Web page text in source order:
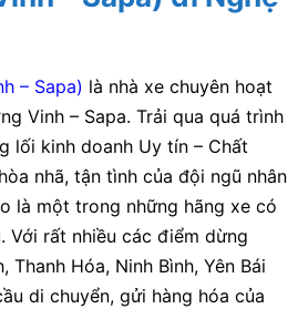
– Sapa) là nhà xe chuyên hoạt
Vinh – Sapa. Trải qua quá trình
lối kinh doanh Uy tín – Chất
nhã, tận tình của đội ngũ nhân
là một trong những hãng xe có
Với rất nhiều các điểm dừng
Thanh Hóa, Ninh Bình, Yên Bái
di chuyển, gửi hàng hóa của